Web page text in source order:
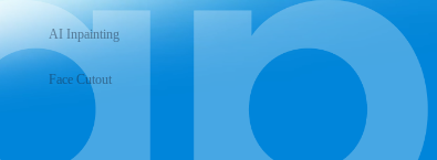
AI Inpainting
Face Cutout